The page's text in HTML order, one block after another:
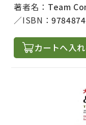
著者名： Team
ISBN：
カートへ入